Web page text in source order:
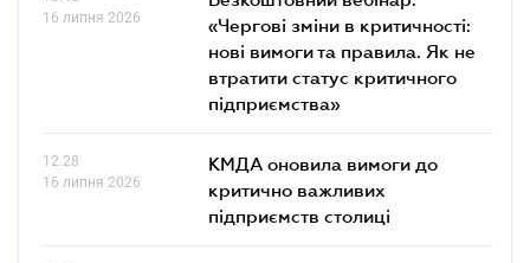
16 липня 2026
«Чергові зміни в критичності:
нові вимоги та правила. Як не
втратити статус критичного
підприємства»
12.28
16 липня 2026
КМДА оновила вимоги до
критично важливих
підприємств столиці